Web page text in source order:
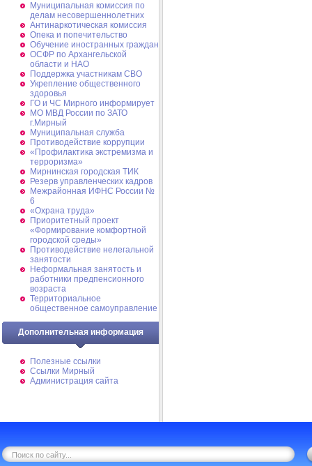
Муниципальная комиссия по
делам несовершеннолетних
Антинаркотическая комиссия
Опека и попечительство
Обучение иностранных граждан
ОСФР по Архангельской
области и НАО
Поддержка участникам СВО
Укрепление общественного
здоровья
ГО и ЧС Мирного информирует
МО МВД России по ЗАТО
г.Мирный
Муниципальная cлужба
Противодействие коррупции
«Профилактика экстремизма и
терроризма»
Мирнинская городская ТИК
Резерв управленческих кадров
Межрайонная ИФНС России №
6
«Охрана труда»
Приоритетный проект
«Формирование комфортной
городской среды»
Противодействие нелегальной
занятости
Неформальная занятость и
работники предпенсионного
возраста
Территориальное
общественное самоуправление
Дополнительная информация
Полезные ссылки
Ссылки Мирный
Администрация сайта